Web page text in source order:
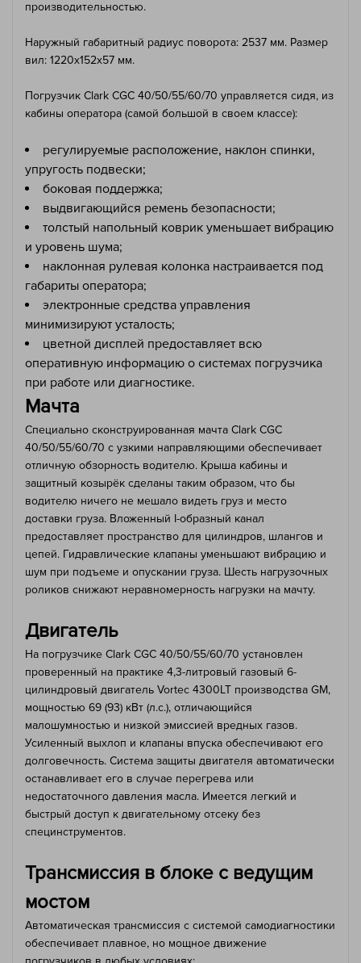
производительностью.
Наружный габаритный радиус поворота: 2537 мм. Размер
вил: 1220x152x57 мм.
Погрузчик Clark CGC 40/50/55/60/70 управляется сидя, из
кабины оператора (самой большой в своем классе):
регулируемые расположение, наклон спинки,
упругость подвески;
боковая поддержка;
выдвигающийся ремень безопасности;
толстый напольный коврик уменьшает вибрацию
и уровень шума;
наклонная рулевая колонка настраивается под
габариты оператора;
электронные средства управления
минимизируют усталость;
цветной дисплей предоставляет всю
оперативную информацию о системах погрузчика
при работе или диагностике.
Мачта
Специально сконструированная мачта Clark CGC
40/50/55/60/70 с узкими направляющими обеспечивает
отличную обзорность водителю. Крыша кабины и
защитный козырёк сделаны таким образом, что бы
водителю ничего не мешало видеть груз и место
доставки груза. Вложенный I-образный канал
предоставляет пространство для цилиндров, шлангов и
цепей. Гидравлические клапаны уменьшают вибрацию и
шум при подъеме и опускании груза. Шесть нагрузочных
роликов снижают неравномерность нагрузки на мачту.
Двигатель
На погрузчике Clark CGC 40/50/55/60/70 установлен
проверенный на практике 4,3-литровый газовый 6-
цилиндровый двигатель Vortec 4300LT производства GM,
мощностью 69 (93) кВт (л.с.), отличающийся
малошумностью и низкой эмиссией вредных газов.
Усиленный выхлоп и клапаны впуска обеспечивают его
долговечность. Система защиты двигателя автоматически
останавливает его в случае перегрева или
недостаточного давления масла. Имеется легкий и
быстрый доступ к двигательному отсеку без
специнструментов.
Трансмиссия в блоке с ведущим
мостом
Автоматическая трансмиссия с системой самодиагностики
обеспечивает плавное, но мощное движение